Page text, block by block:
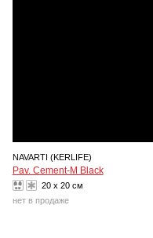
NAVARTI (KERLIFE)
Pav. Cement-M Black
20 x 20 см
нет в продаже